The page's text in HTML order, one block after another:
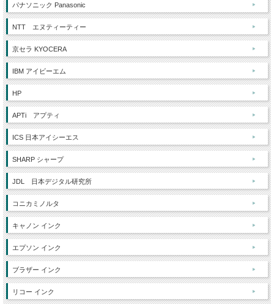
パナソニック Panasonic
NTT エヌティーティー
京セラ KYOCERA
IBM アイビーエム
HP
APTi アプティ
ICS 日本アイシーエス
SHARP シャープ
JDL 日本デジタル研究所
コニカミノルタ
キャノン インク
エプソン インク
ブラザー インク
リコー インク